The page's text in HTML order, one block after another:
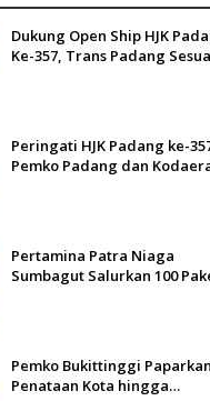
Dukung Open Ship HJK
Ke-357, Trans Padang
Peringati HJK Padang ke-
Pemko Padang dan
Pertamina Patra Niaga
Sumbagut Salurkan 100
Pemko Bukittinggi Paparkan
Penataan Kota hingga